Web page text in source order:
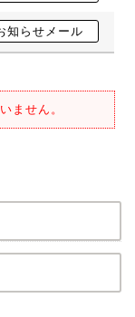
ません。